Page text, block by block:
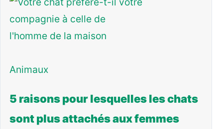
Animaux
5 raisons pour lesquelles les chats
sont plus attachés aux femmes